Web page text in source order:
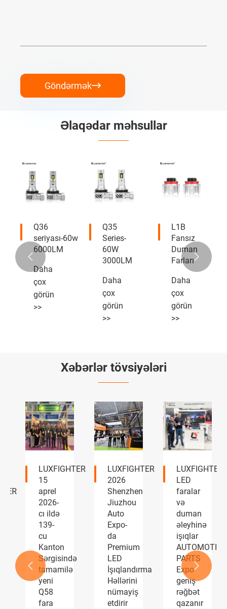
Göndərmək
Əlaqədar məhsullar
Q36
seriyası-60w
6000LM
Daha
çox
görün
>>
Q35
Series-
60W
3000LM
Daha
çox
görün
>>
L1B
Fansız
Duman
Farları
Daha
çox
görün
>>
 
Xəbərlər tövsiyələri
LUXFIGHTER
15
aprel
2026-
cı ildə
139-
cu
Kanton
Sərgisində
tamamilə
yeni
Q58
fara
LUXFIGHTER
2026
Shenzhen
Jiuzhou
Auto
Expo-
da
Premium
LED
İşıqlandırma
Həllərini
nümayiş
etdirir
LUXFIGHTER
LED
faralar
və
duman
əleyhinə
işıqlar
AUTOMOTIVE
PARTS
Expo
geniş
rəğbət
qazanır
 